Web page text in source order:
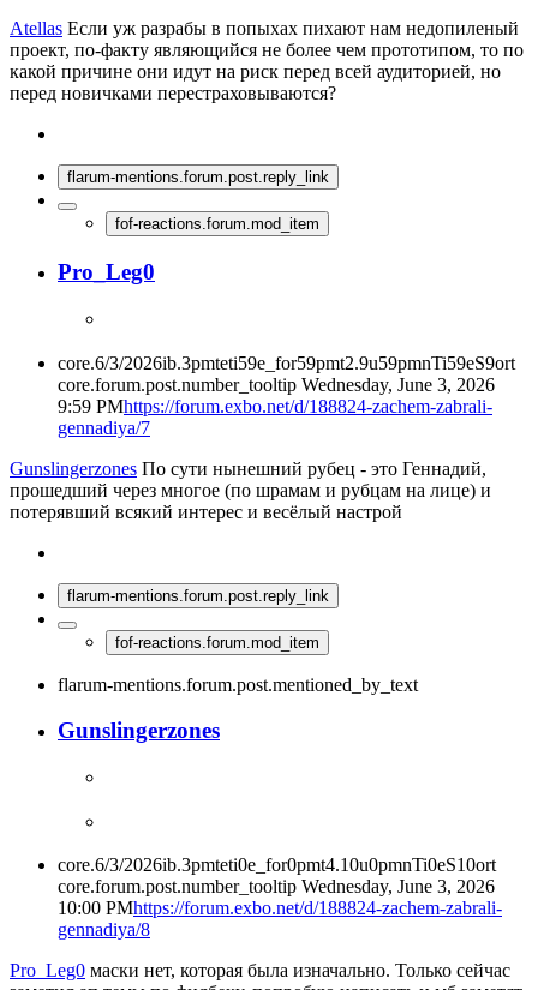
Atellas Если уж разрабы в попыхах пихают нам недопиленый
проект, по-факту являющийся не более чем прототипом, то по
какой причине они идут на риск перед всей аудиторией, но
перед новичками перестраховываются?
flarum-mentions.forum.post.reply_link
fof-reactions.forum.mod_item
Pro_Leg0
core.6/3/2026ib.3pmteti59e_for59pmt2.9u59pmnTi59eS9ort
core.forum.post.number_tooltip Wednesday, June 3, 2026
9:59 PMhttps://forum.exbo.net/d/188824-zachem-zabrali-
gennadiya/7
Gunslingerzones По сути нынешний рубец - это Геннадий,
прошедший через многое (по шрамам и рубцам на лице) и
потерявший всякий интерес и весёлый настрой
flarum-mentions.forum.post.reply_link
fof-reactions.forum.mod_item
flarum-mentions.forum.post.mentioned_by_text
Gunslingerzones
core.6/3/2026ib.3pmteti0e_for0pmt4.10u0pmnTi0eS10ort
core.forum.post.number_tooltip Wednesday, June 3, 2026
10:00 PMhttps://forum.exbo.net/d/188824-zachem-zabrali-
gennadiya/8
Pro_Leg0 маски нет, которая была изначально. Только сейчас